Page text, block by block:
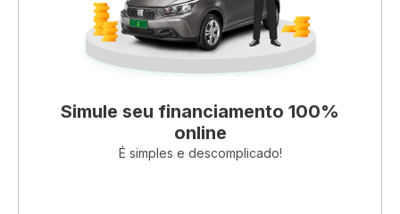
Simule seu financiamento 100%
online
É simples e descomplicado!